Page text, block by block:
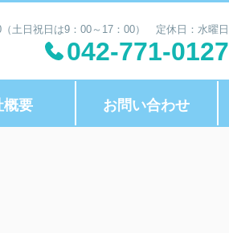
土日祝日は9：00～17：00） 定休日：水曜日
042-771-0127
概要 お問い合わせ